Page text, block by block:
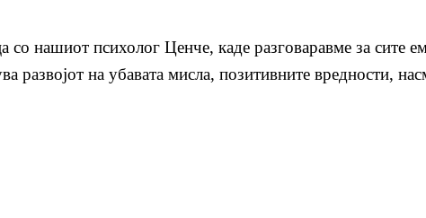
нашиот психолог Ценче, каде разговаравме за сите
на убавата мисла, позитивните вредности,